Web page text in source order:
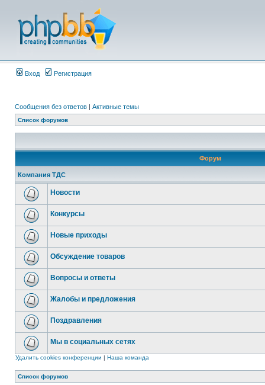
Вход Регистрация
Сообщения без ответов | Активные темы
Список форумов
Форум
Компания ТДС
Новости
Конкурсы
Новые приходы
Обсуждение товаров
Вопросы и ответы
Жалобы и предложения
Поздравления
Мы в социальных сетях
Удалить cookies конференции | Наша команда
Список форумов